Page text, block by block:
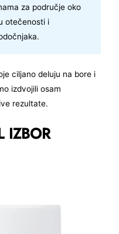
za područje oko
otečenosti i
ciljano deluju na bore i
izdvojili osam
rezultate.
IZBOR